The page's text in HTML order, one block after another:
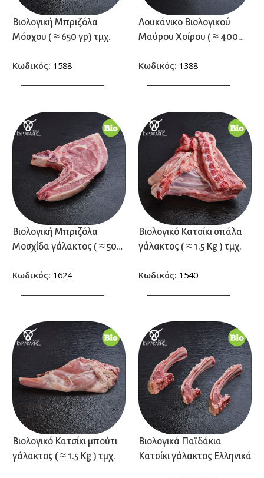
Βιολογική Μπριζόλα
Μόσχου ( ≈ 650 γρ) τμχ.
Κωδικός: 1588
Λουκάνικο Βιολογικού
Μαύρου Χοίρου ( ≈ 400
Κωδικός: 1388
Βιολογική Μπριζόλα
Μοσχίδα γάλακτος ( ≈ 500
Κωδικός: 1624
Βιολογικό Κατσίκι σπάλα
γάλακτος ( ≈ 1.5 Kg ) τμχ.
Κωδικός: 1540
Βιολογικό Κατσίκι μπούτι
γάλακτος ( ≈ 1.5 Kg ) τμχ.
Βιολογικά Παϊδάκια
Κατσίκι γάλακτος Ελληνικά